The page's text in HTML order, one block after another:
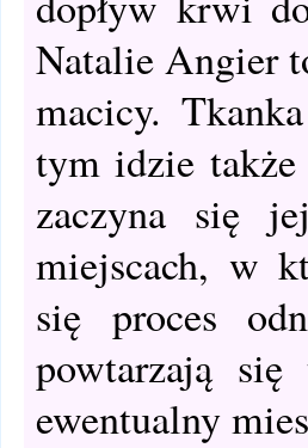
Natalie Angier
macicy.
tym idzie także
zaczyna się
miejscach, w
się proces
powtarzają
ewentualny